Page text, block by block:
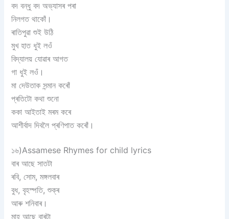
বদ বন্ধু বদ অভ্যাসৰ পৰা
নিলগত থাকোঁ।
ৰাতিপুৱা শুই উঠি
মুখ হাত ধুই লওঁ
বিদ্যালয় যোৱাৰ আগত
গা ধুই লওঁ।
মা দেউতাক সন্মান কৰোঁ
প্ৰতিটো কথা শুনো
ককা আইতাই মৰম কৰে
আশীৰ্বাদ দিবলৈ প্ৰণিপাত কৰোঁ।
১৬)Assamese Rhymes for child lyrics
বাৰ আছে সাতটা
ৰবি, সোম, মঙ্গলবাৰ
বুধ, বৃহস্পতি, শুক্ৰ
আৰু শনিবাৰ।
মাহ আছে বাৰটা